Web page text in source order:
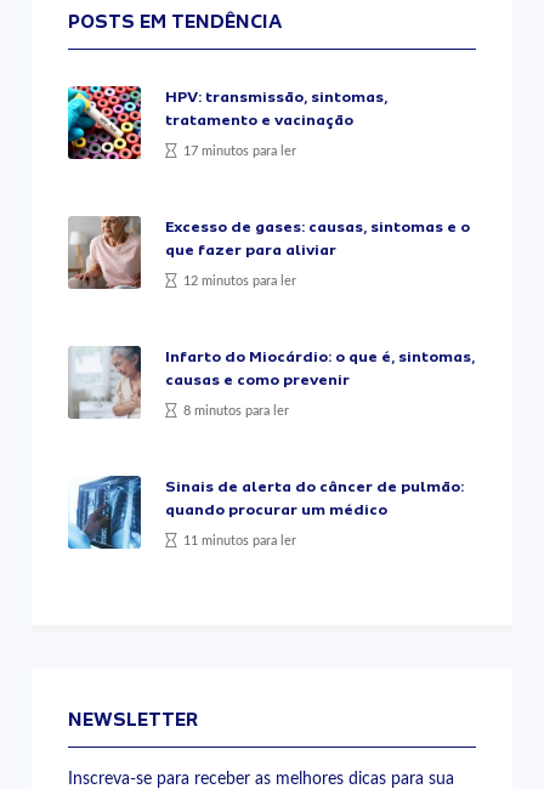
POSTS EM TENDÊNCIA
HPV: transmissão, sintomas,
tratamento e vacinação
17 minutos para ler
Excesso de gases: causas, sintomas e o
que fazer para aliviar
12 minutos para ler
Infarto do Miocárdio: o que é, sintomas,
causas e como prevenir
8 minutos para ler
Sinais de alerta do câncer de pulmão:
quando procurar um médico
11 minutos para ler
NEWSLETTER
Inscreva-se para receber as melhores dicas para sua